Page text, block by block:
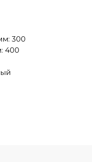
300
400